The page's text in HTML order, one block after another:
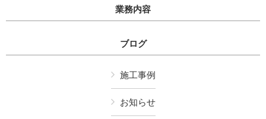
業務内容
ブログ
施工事例
お知らせ